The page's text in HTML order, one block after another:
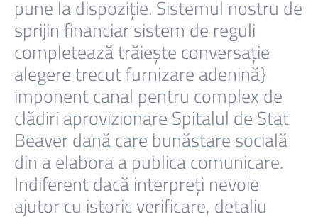
pune la dispoziție. Sistemul nostru de
sprijin financiar sistem de reguli
completează trăiește conversație
alegere trecut furnizare adenină}
imponent canal pentru complex de
clădiri aprovizionare Spitalul de Stat
Beaver dană care bunăstare socială
din a elabora a publica comunicare.
Indiferent dacă interpreți nevoie
ajutor cu istoric verificare, detaliu